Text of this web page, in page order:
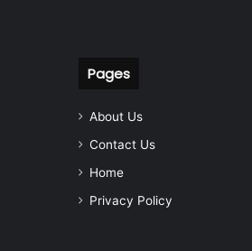
Pages
About Us
Contact Us
Home
Privacy Policy